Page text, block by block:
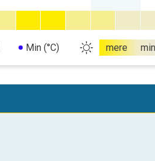
Min (°C) mere